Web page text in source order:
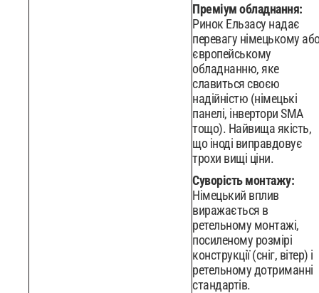
Преміум обладнання:
Ринок Ельзасу надає
перевагу німецькому
європейському
обладнанню, яке
славиться своєю
надійністю (німецькі
панелі, інвертори SMA
тощо). Найвища якість,
що іноді виправдовує
трохи вищі ціни.
Суворість монтажу:
Німецький вплив
виражається в
ретельному монтажі,
посиленому розмірі
конструкції (сніг, вітер) і
ретельному дотриманні
стандартів.